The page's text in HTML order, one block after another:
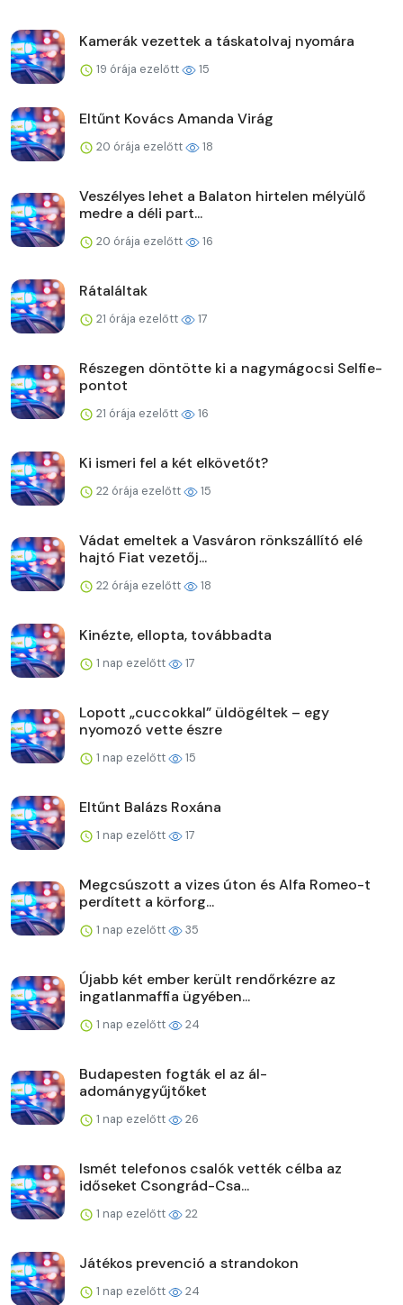
Kamerák vezettek a táskatolvaj nyomára
19 órája ezelőtt 15
Eltűnt Kovács Amanda Virág
20 órája ezelőtt 18
Veszélyes lehet a Balaton hirtelen mélyülő
medre a déli part...
20 órája ezelőtt 16
Rátaláltak
21 órája ezelőtt 17
Részegen döntötte ki a nagymágocsi Selfie-
pontot
21 órája ezelőtt 16
Ki ismeri fel a két elkövetőt?
22 órája ezelőtt 15
Vádat emeltek a Vasváron rönkszállító elé
hajtó Fiat vezetőj...
22 órája ezelőtt 18
Kinézte, ellopta, továbbadta
1 nap ezelőtt 17
Lopott „cuccokkal” üldögéltek – egy
nyomozó vette észre
1 nap ezelőtt 15
Eltűnt Balázs Roxána
1 nap ezelőtt 17
Megcsúszott a vizes úton és Alfa Romeo-t
perdített a körforg...
1 nap ezelőtt 35
Újabb két ember került rendőrkézre az
ingatlanmaffia ügyében...
1 nap ezelőtt 24
Budapesten fogták el az ál-
adománygyűjtőket
1 nap ezelőtt 26
Ismét telefonos csalók vették célba az
időseket Csongrád-Csa...
1 nap ezelőtt 22
Játékos prevenció a strandokon
1 nap ezelőtt 24